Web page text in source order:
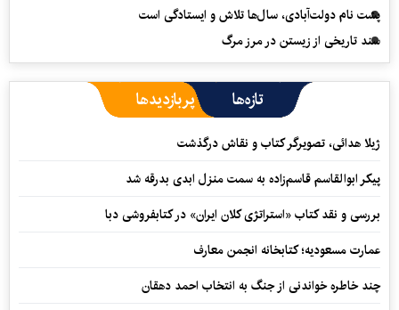
پشت نام دولت‌آبادی، سال‌ها تلاش و ایستادگی است
سند تاریخی از زیستن در مرز مرگ
تازه‌ها پربازدیدها
ژیلا هدائی، تصویرگر کتاب و نقاش درگذشت
پیکر ابوالقاسم قاسم‌زاده به سمت منزل ابدی بدرقه شد
بررسی و نقد کتاب «استراتژی کلان ایران» در کتابفروشی دبا
عمارت مسعودیه؛ کتابخانه انجمن معارف
چند خاطره خواندنی از جنگ به انتخاب احمد دهقان